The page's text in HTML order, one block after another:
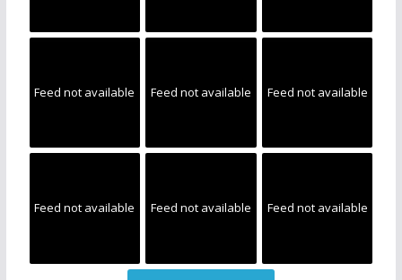
Feed not available Feed not available Feed not available
Feed not available Feed not available Feed not available